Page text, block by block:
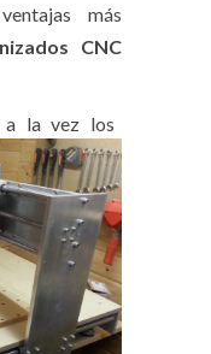
más
CNC
a la vez los